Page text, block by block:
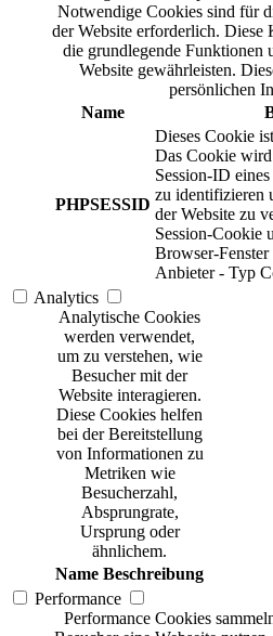
Notwendige Cookies sind für
der Website erforderlich. Diese
die grundlegende Funktionen
Website gewährleisten.
persönlichen
Name
PHPSESSID
Dieses Cookie
Das Cookie
Session-ID
zu identifizieren
der Website zu
Session-Cookie
Browser-Fenster
Anbieter - Typ
Analytics
Analytische Cookies
werden verwendet,
um zu verstehen, wie
Besucher mit der
Website interagieren.
Diese Cookies helfen
bei der Bereitstellung
von Informationen zu
Metriken wie
Besucherzahl,
Absprungrate,
Ursprung oder
ähnlichem.
Name Beschreibung
Performance
Performance Cookies